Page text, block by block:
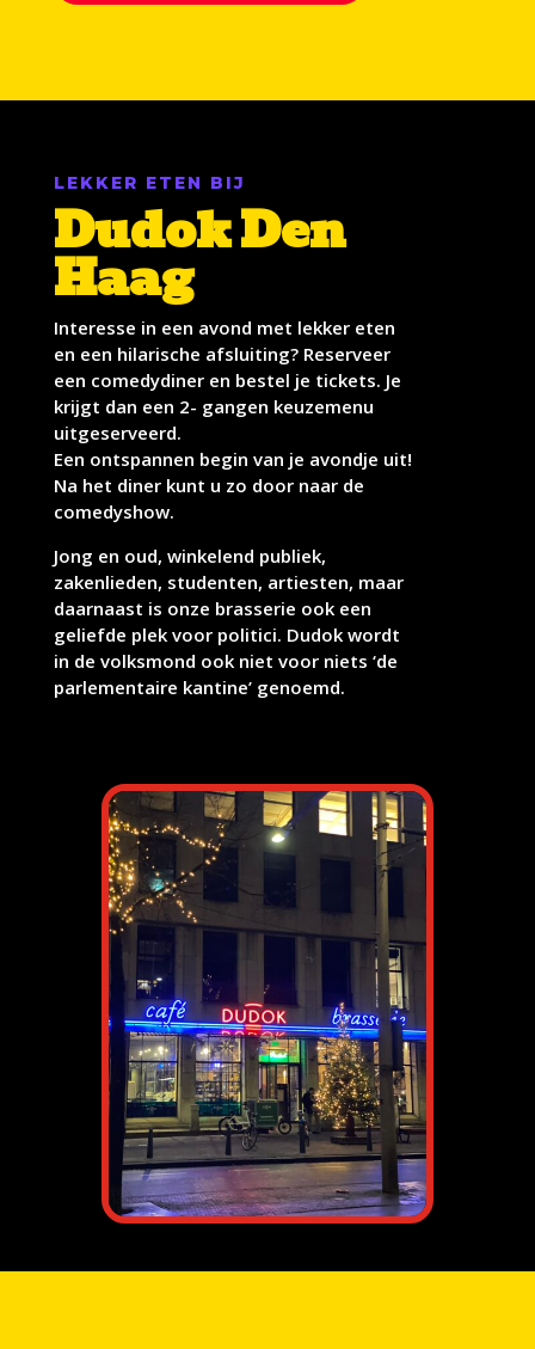
LEKKER ETEN BIJ
Dudok Den
Haag
Interesse in een avond met lekker eten
en een hilarische afsluiting? Reserveer
een comedydiner en bestel je tickets. Je
krijgt dan een 2- gangen keuzemenu
uitgeserveerd.
Een ontspannen begin van je avondje uit!
Na het diner kunt u zo door naar de
comedyshow.
Jong en oud, winkelend publiek,
zakenlieden, studenten, artiesten, maar
daarnaast is onze brasserie ook een
geliefde plek voor politici. Dudok wordt
in de volksmond ook niet voor niets ‘de
parlementaire kantine’ genoemd.